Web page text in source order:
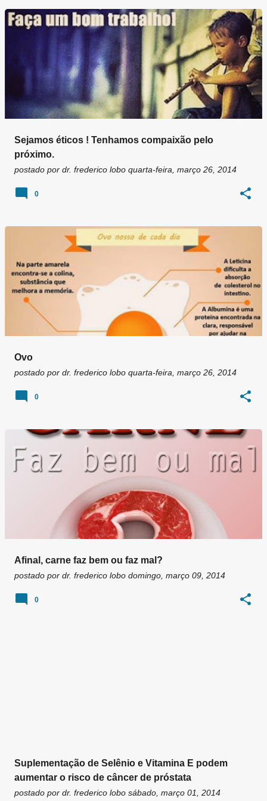
Sejamos éticos ! Tenhamos compaixão pelo
próximo.
postado por dr. frederico lobo quarta-feira, março 26, 2014
0
Ovo
postado por dr. frederico lobo quarta-feira, março 26, 2014
0
Afinal, carne faz bem ou faz mal?
postado por dr. frederico lobo domingo, março 09, 2014
0
Suplementação de Selênio e Vitamina E podem
aumentar o risco de câncer de próstata
postado por dr. frederico lobo sábado, março 01, 2014